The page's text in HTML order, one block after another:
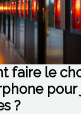
faire le
pour
?